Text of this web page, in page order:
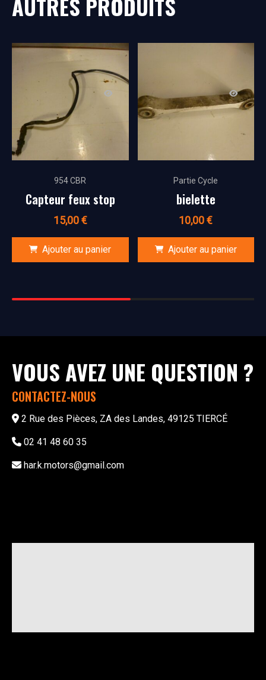
AUTRES PRODUITS
954 CBR
Capteur feux stop
15,00€
Ajouter au panier
Partie Cycle
bielette
10,00€
Ajouter au panier
VOUS AVEZ UNE QUESTION ?
CONTACTEZ-NOUS
2 Rue des Pièces, ZA des Landes, 49125 TIERCÉ
02 41 48 60 35
har.k.motors@gmail.com